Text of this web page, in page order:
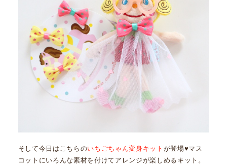
そして今日はこちらのいちごちゃん変身キット が登場♥マス
コットにいろんな素材を付けてアレンジが楽しめるキット。